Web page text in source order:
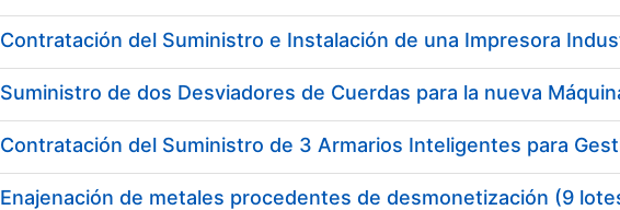
Show/Hide
Contratación del Suministro e Instalación de una Impresora
Contratación del Suministro de 3 Armarios Inteligentes para
Enajenación de metales procedentes de desmonetización (9